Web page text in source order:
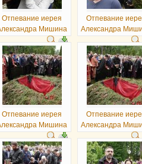
Отпевание иерея
Мишина
Отпевание
Александра
Отпевание иерея
Мишина
Отпевание
Александра